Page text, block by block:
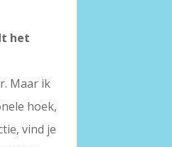
het
Maar ik
hoek,
vind je